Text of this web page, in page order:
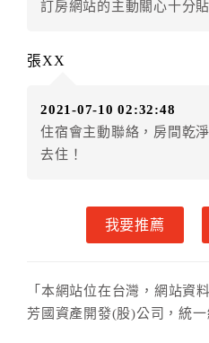
店客滿，敬請及早計畫，如
．每筆訂單異動限定乙次，
訂房者應補足差額。 限原訂
．訂單異動後，訂單費用總
訂房者因故取消訂單辦理退
◎住房日7天前辦理者，訂單
◎住房日1天前辦理者，訂
◎住房日當日辦理者，訂單
訂房網站的主動關心十分貼
張XX
2021-07-10 02:32:48
住宿會主動聯絡，房間乾
去住！
我要推薦
「本網站位在台灣，網站資
芳國資產開發(股)公司，統一